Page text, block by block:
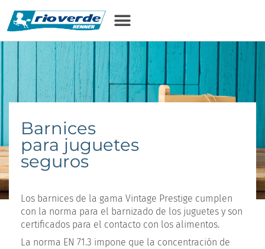
contenido
Barnices
para juguetes
seguros
Los barnices de la gama Vintage Prestige cumplen
con la norma para el barnizado de los juguetes y son
certificados para el contacto con los alimentos.
La norma EN 71.3 impone que la concentración de